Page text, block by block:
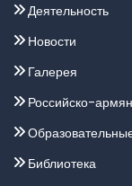
Деятельность
Новости
Галерея
Российско-
Библиотека